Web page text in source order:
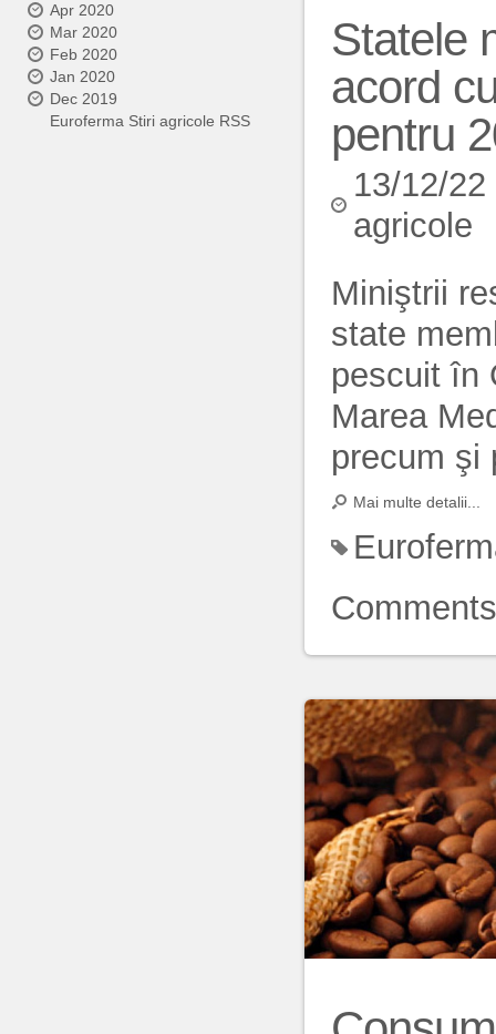
Apr 2020
Mar 2020
Feb 2020
Jan 2020
Dec 2019
Euroferma Stiri agricole RSS
Statele
acord
pentru
13/12/
agricole
Miniştrii
state
pescuit în
Marea
precum şi
Mai multe detalii...
Comments